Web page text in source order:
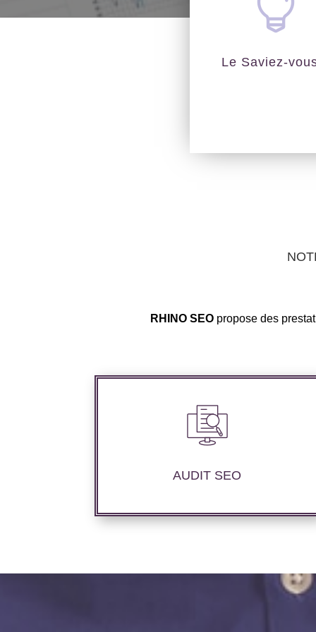
Le Saviez-
RHINO SEOpropose des
AUDIT SEO
Audit complet de votre site web à travers
les mots clés pertinents, les principaux